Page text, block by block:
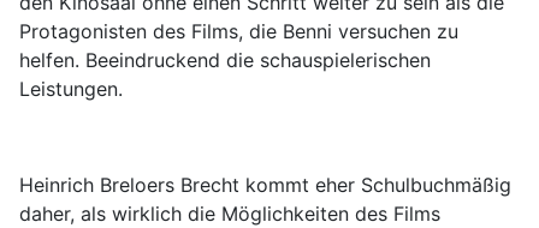
Protagonisten des Films, die Benni versuchen zu
helfen. Beeindruckend die schauspielerischen
Leistungen.
Heinrich Breloers Brecht kommt eher Schulbuchmäßig
daher, als wirklich die Möglichkeiten des Films